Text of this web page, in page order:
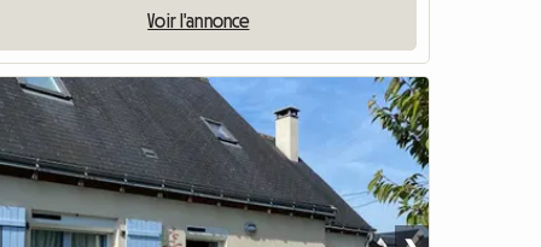
Voir l'annonce